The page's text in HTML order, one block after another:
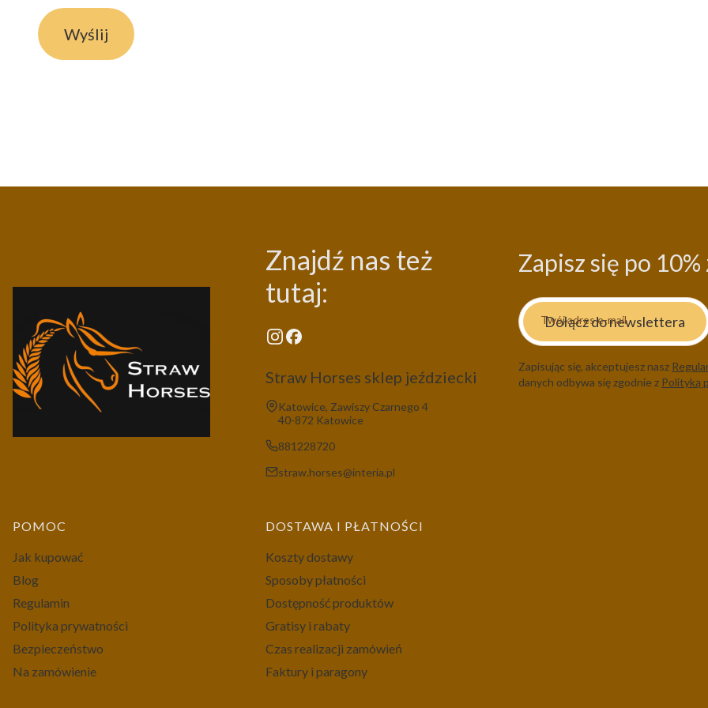
Wyślij
Znajdź nas też
tutaj:
Straw Horses sklep jeździecki
Adres:
Katowice, Zawiszy Czarnego 4
40-872 Katowice
881228720
straw.horses@interia.pl
Linki w stopce
POMOC
Jak kupować
Blog
Regulamin
Polityka prywatności
Bezpieczeństwo
Na zamówienie
DOSTAWA I PŁATNOŚCI
Koszty dostawy
Sposoby płatności
Dostępność produktów
Gratisy i rabaty
Czas realizacji zamówień
Faktury i paragony
Zapisz się po
Twój adres e-mail
Dołącz do newslettera
Zapisując się, akceptujesz nasz
danych odbywa się zgodnie z Polityką